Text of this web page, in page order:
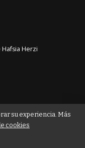
Herzi
2026
su experiencia. Más
cookies